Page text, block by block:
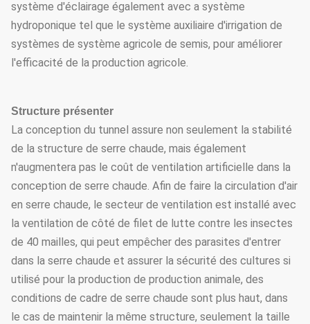
système d'éclairage également avec a système
hydroponique tel que le système auxiliaire d'irrigation de
systèmes de système agricole de semis, pour améliorer
l'efficacité de la production agricole.
Structure présenter
La conception du tunnel assure non seulement la stabilité
de la structure de serre chaude, mais également
n'augmentera pas le coût de ventilation artificielle dans la
conception de serre chaude. Afin de faire la circulation d'air
en serre chaude, le secteur de ventilation est installé avec
la ventilation de côté de filet de lutte contre les insectes
de 40 mailles, qui peut empêcher des parasites d'entrer
dans la serre chaude et assurer la sécurité des cultures si
utilisé pour la production de production animale, des
conditions de cadre de serre chaude sont plus haut, dans
le cas de maintenir la même structure, seulement la taille